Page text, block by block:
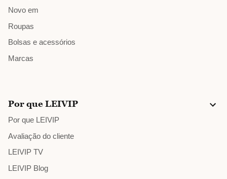
Novo em
Roupas
Bolsas e acessórios
Marcas
Por que LEIVIP
Por que LEIVIP
Avaliação do cliente
LEIVIP TV
LEIVIP Blog